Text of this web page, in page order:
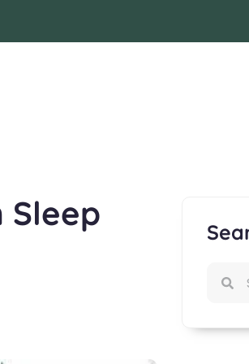
Sleep